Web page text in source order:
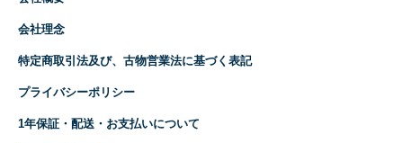
会社理念
特定商取引法及び、古物営業法に基づく表記
プライバシーポリシー
1年保証・配送・お支払いについて